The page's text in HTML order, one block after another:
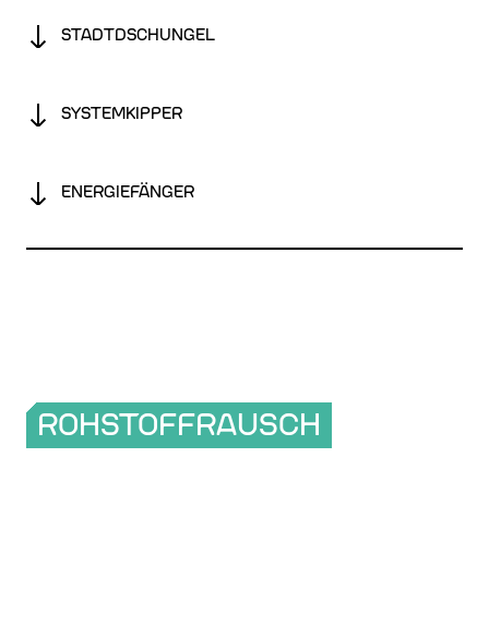
STADTDSCHUNGEL
SYSTEMKIPPER
ENERGIEFÄNGER
ROHSTOFFRAUSCH